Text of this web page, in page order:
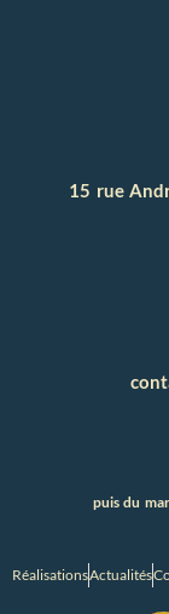
15 rue
puis du
RéalisationsActualités